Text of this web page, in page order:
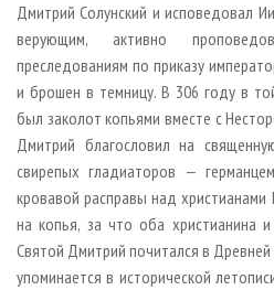
Дмитрий Солунский и исповедовал
верующим, активно
преследованиям по приказу
и брошен в темницу. В 306 году в
был заколот копьями вместе с
Дмитрий благословил на
свирепых гладиаторов —
кровавой расправы над
на копья, за что оба христианина
Святой Дмитрий почитался в Древней
упоминается в исторической